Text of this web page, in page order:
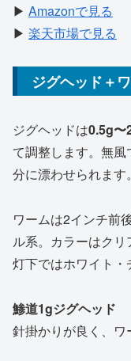
▶ Amazonで見る
▶ 楽天市場で見る
ジグヘッド＋
ジグヘッドは0.5g〜
て調整します。無
分に漂わせられます。
ワームは2インチ前
ル系。カラーはク
灯下ではホワイト・
鯵道1gジグヘッド
針掛かりが良く、ワ